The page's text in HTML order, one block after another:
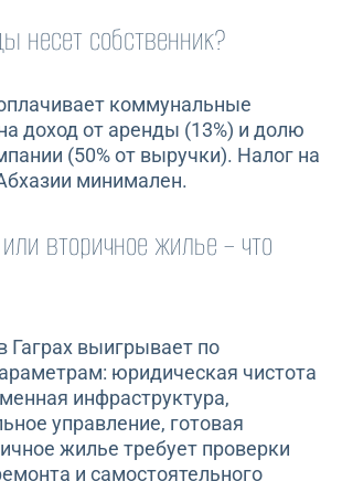
несет собственник?
коммунальные
доход от аренды (13%) и долю
(50% от выручки). Налог на
минимален.
вторичное жилье – что
Гаграх выигрывает по
юридическая чистота
инфраструктура,
управление, готовая
жилье требует проверки
и самостоятельного